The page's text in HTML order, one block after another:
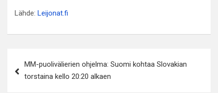
Lähde: Leijonat.fi
selaus
MM-puolivälierien ohjelma: Suomi kohtaa Slovakian
torstaina kello 20:20 alkaen